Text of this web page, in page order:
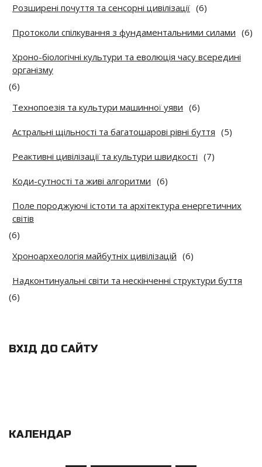
Розширені почуття та сенсорні цивілізації (6)
Протоколи спілкування з фундаментальними силами (6)
Хроно-біологічні культури та еволюція часу всередині
організму
(6)
Технопоезія та культури машинної уяви (6)
Астральні щільності та багатошарові рівні буття (5)
Реактивні цивілізації та культури швидкості (7)
Коди-сутності та живі алгоритми (6)
Поле породжуючі істоти та архітектура енергетичних
світів
(6)
Хроноархеологія майбутніх цивілізацій (6)
Надконтинуальні світи та нескінченні структури буття
(6)
ВХІД ДО САЙТУ
КАЛЕНДАР